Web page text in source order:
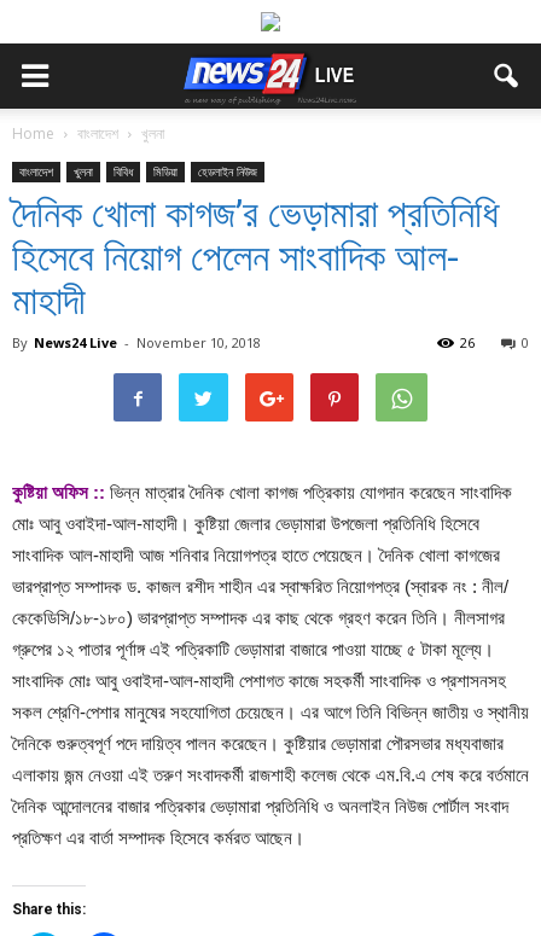
Home বাংলাদেশ খুলনা
বাংলাদেশ খুলনা বিবিধ মিডিয়া হেডলাইন নিউজ
দৈনিক খোলা কাগজ’র ভেড়ামারা প্রতিনিধি
হিসেবে নিয়োগ পেলেন সাংবাদিক আল-
মাহাদী
By News24 Live - November 10, 2018 0
26
কুষ্টিয়া অফিস :: ভিন্ন মাত্রার দৈনিক খোলা কাগজ পত্রিকায় যোগদান করেছেন সাংবাদিক
মোঃ আবু ওবাইদা-আল-মাহাদী। কুষ্টিয়া জেলার ভেড়ামারা উপজেলা প্রতিনিধি হিসেবে
সাংবাদিক আল-মাহাদী আজ শনিবার নিয়োগপত্র হাতে পেয়েছেন। দৈনিক খোলা কাগজের
ভারপ্রাপ্ত সম্পাদক ড. কাজল রশীদ শাহীন এর স্বাক্ষরিত নিয়োগপত্র (স্বারক নং : নীল/
কেকেডিসি/১৮-১৮০) ভারপ্রাপ্ত সম্পাদক এর কাছ থেকে গ্রহণ করেন তিনি। নীলসাগর
গ্রুপের ১২ পাতার পূর্ণাঙ্গ এই পত্রিকাটি ভেড়ামারা বাজারে পাওয়া যাচ্ছে ৫ টাকা মূল্যে।
সাংবাদিক মোঃ আবু ওবাইদা-আল-মাহাদী পেশাগত কাজে সহকর্মী সাংবাদিক ও প্রশাসনসহ
সকল শ্রেণি-পেশার মানুষের সহযোগিতা চেয়েছেন। এর আগে তিনি বিভিন্ন জাতীয় ও স্থানীয়
দৈনিকে গুরুত্বপূর্ণ পদে দায়িত্ব পালন করেছেন। কুষ্টিয়ার ভেড়ামারা পৌরসভার মধ্যবাজার
এলাকায় জন্ম নেওয়া এই তরুণ সংবাদকর্মী রাজশাহী কলেজ থেকে এম.বি.এ শেষ করে বর্তমানে
দৈনিক আন্দোলনের বাজার পত্রিকার ভেড়ামারা প্রতিনিধি ও অনলাইন নিউজ পোর্টাল সংবাদ
প্রতিক্ষণ এর বার্তা সম্পাদক হিসেবে কর্মরত আছেন।
Share this: